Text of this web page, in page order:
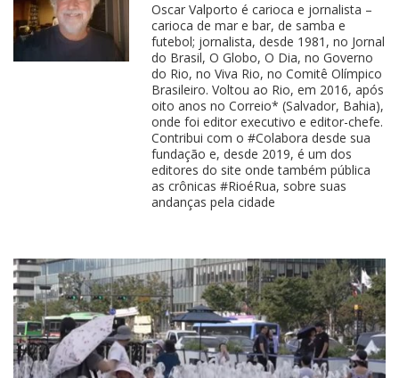
Oscar Valporto é carioca e jornalista –
carioca de mar e bar, de samba e
futebol; jornalista, desde 1981, no Jornal
do Brasil, O Globo, O Dia, no Governo
do Rio, no Viva Rio, no Comitê Olímpico
Brasileiro. Voltou ao Rio, em 2016, após
oito anos no Correio* (Salvador, Bahia),
onde foi editor executivo e editor-chefe.
Contribui com o #Colabora desde sua
fundação e, desde 2019, é um dos
editores do site onde também pública
as crônicas #RioéRua, sobre suas
andanças pela cidade